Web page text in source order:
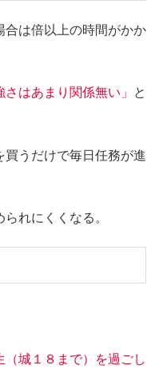
合は倍以上の時間がかか
はあまり関係無い」
と
うだけで毎日任務が進
れにくくなる。
城１８まで）を過ごし